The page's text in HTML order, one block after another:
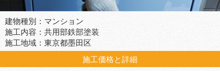
建物種別：マンション
施工内容：共用部鉄部塗装
施工地域：東京都墨田区
施工価格と詳細